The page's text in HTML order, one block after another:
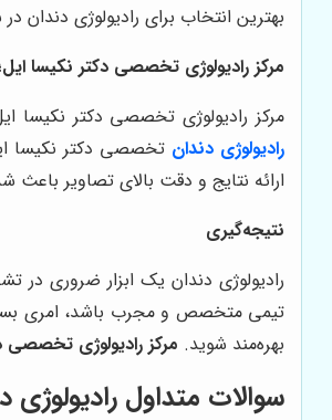
بهترین انتخاب برای رادیولوژی دندان
مرکز رادیولوژی تخصصی دکتر نکیسا
مرکز رادیولوژی تخصصی دکتر نکیسا
رادیولوژی دندان تخصصی دکتر نکیسا
ارائه نتایج و دقت بالای تصاویر
نتیجه‌گیری
رادیولوژی دندان یک ابزار ضروری
تیمی متخصص و مجرب باشد، امری
بهره‌مند شوید. مرکز رادیولوژی تخصصی
سوالات متداول رادیولوژی